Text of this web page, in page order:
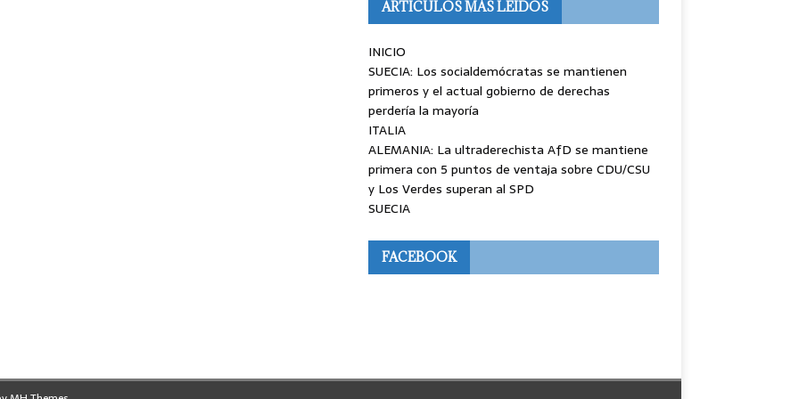
ARTÍCULOS MÁS LEÍDOS
INICIO
SUECIA: Los socialdemócratas se mantienen
primeros y el actual gobierno de derechas
perdería la mayoría
ITALIA
ALEMANIA: La ultraderechista AfD se mantiene
primera con 5 puntos de ventaja sobre CDU/CSU
y Los Verdes superan al SPD
SUECIA
FACEBOOK